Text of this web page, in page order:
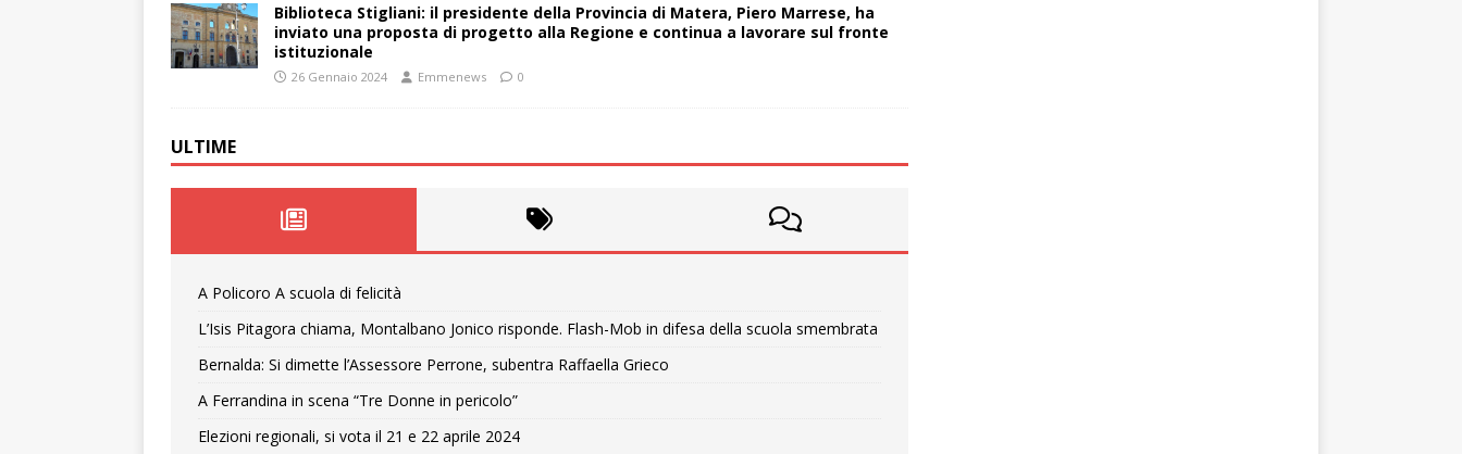
Biblioteca Stigliani: il presidente della Provincia di Matera, Piero Marrese, ha
inviato una proposta di progetto alla Regione e continua a lavorare sul fronte
istituzionale
26 Gennaio 2024 Emmenews 0
ULTIME
A Policoro A scuola di felicità
L’Isis Pitagora chiama, Montalbano Jonico risponde. Flash-Mob in difesa della scuola smembrata
Bernalda: Si dimette l’Assessore Perrone, subentra Raffaella Grieco
A Ferrandina in scena “Tre Donne in pericolo”
Elezioni regionali, si vota il 21 e 22 aprile 2024